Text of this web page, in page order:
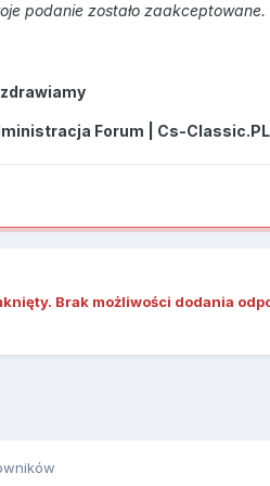
podanie zostało
Forum | Cs-
Brak możliwości dodania